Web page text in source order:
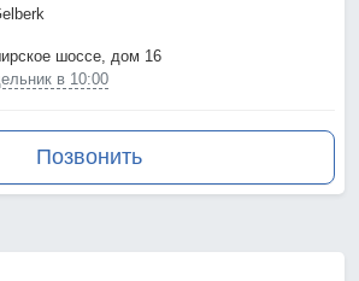
шоссе, дом 16
в 10:00
Позвонить